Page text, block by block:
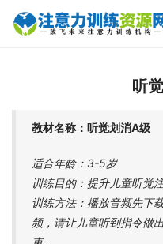
听
教材名称：听觉划消A级
适合年龄：3-5岁
训练目的：提升儿童听觉
训练方法：播放音频先下
频，请让儿童听到指令做